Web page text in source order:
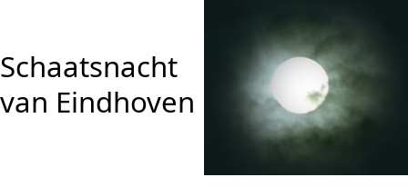
Schaatsnacht
van Eindhoven